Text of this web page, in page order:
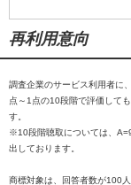
再利用意向
調査企業のサービス利用者に
点～1点の10段階で評価して
す。
※10段階聴取については、
出しております。
商標対象は、回答者数が100